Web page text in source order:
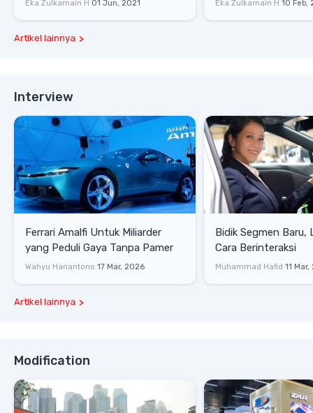
Eka Zulkarnain H 01 Jun, 2021 Eka Zulkarnain H 10 Feb,
Artikel lainnya
Interview
Ferrari Amalfi Untuk Miliarder
yang Peduli Gaya Tanpa Pamer
Wahyu Hariantono 17 Mar, 2026
Bidik Segmen Baru,
Cara Berinteraksi
Muhammad Hafid 11
Artikel lainnya
Modification